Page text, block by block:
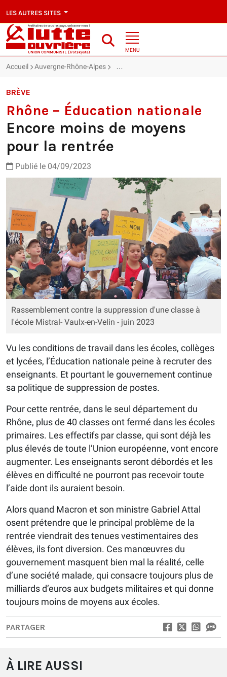
LES AUTRES SITES
MENU
Accueil Auvergne-Rhône-Alpes Rhône – Éducation nationale :
BRÈVE
Rhône – Éducation nationale
Encore moins de moyens
pour la rentrée
Publié le 04/09/2023
Rassemblement contre la suppression d'une classe à
l'école Mistral- Vaulx-en-Velin - juin 2023
Vu les conditions de travail dans les écoles, collèges
et lycées, l’Éducation nationale peine à recruter des
enseignants. Et pourtant le gouvernement continue
sa politique de suppression de postes.
Pour cette rentrée, dans le seul département du
Rhône, plus de 40 classes ont fermé dans les écoles
primaires. Les effectifs par classe, qui sont déjà les
plus élevés de toute l’Union européenne, vont encore
augmenter. Les enseignants seront débordés et les
élèves en difficulté ne pourront pas recevoir toute
l’aide dont ils auraient besoin.
Alors quand Macron et son ministre Gabriel Attal
osent prétendre que le principal problème de la
rentrée viendrait des tenues vestimentaires des
élèves, ils font diversion. Ces manœuvres du
gouvernement masquent bien mal la réalité, celle
d’une société malade, qui consacre toujours plus de
milliards d’euros aux budgets militaires et qui donne
toujours moins de moyens aux écoles.
PARTAGER
À LIRE AUSSI